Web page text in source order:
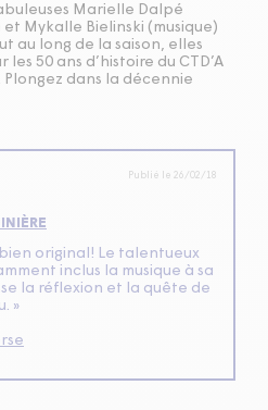
Marielle Dalpé
Mykalle Bielinski (musique)
au long de la saison, elles
50 ans d’histoire du CTD’A
Plongez dans la décennie
Publié le 26/02/18
original! Le talentueux
inclus la musique à sa
la réflexion et la quête de
»